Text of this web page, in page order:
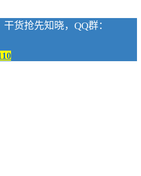
干货抢先知晓，QQ群：